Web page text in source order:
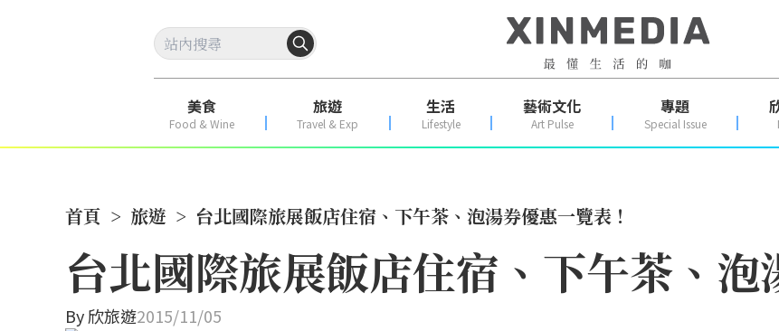
美食
Food & Wine
旅遊
Travel & Exp
生活
Lifestyle
藝術文化
Art Pulse
專題
Special Issue
首頁 > 旅遊 > 台北國際旅展飯店住宿、下午茶、泡湯券優惠一覽表！
台北國際旅展飯店住宿、下午茶、泡
By欣旅遊2015/11/05